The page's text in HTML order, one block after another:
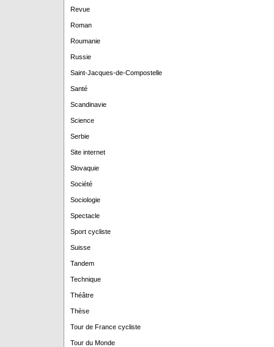
Revue
Roman
Roumanie
Russie
Saint-Jacques-de-Compostelle
Santé
Scandinavie
Science
Serbie
Site internet
Slovaquie
Société
Sociologie
Spectacle
Sport cycliste
Suisse
Tandem
Technique
Théâtre
Thèse
Tour de France cycliste
Tour du Monde